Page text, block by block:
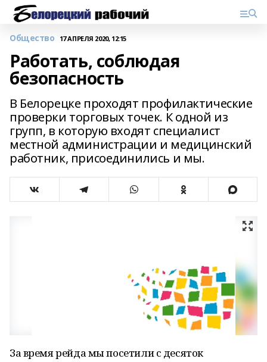
Общество 17 АПРЕЛЯ 2020, 12:15
Работать, соблюдая
безопасность
В Белорецке проходят профилактические
проверки торговых точек. К одной из
групп, в которую входят специалист
местной администрации и медицинский
работник, присоединились и мы.
За время рейда мы посетили с десяток